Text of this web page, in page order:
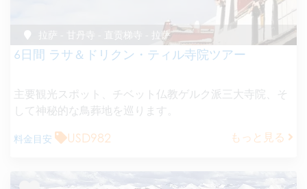
拉萨 - 甘丹寺 - 直贡梯寺 - 拉萨
6日間 ラサ＆ドリクン・ティル寺院ツアー
主要観光スポット、チベット仏教ゲルク派三大寺院、そ
して神秘的な鳥葬地を巡ります。
料金目安 USD982 もっと見る